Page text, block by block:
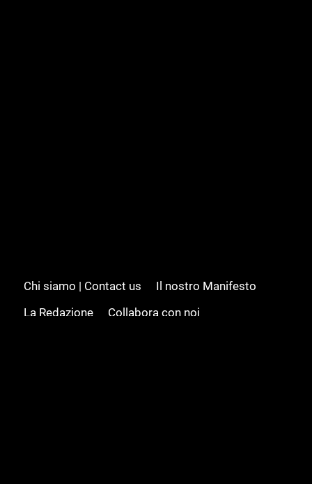
Chi siamo | Contact us
Il nostro Manifesto
La Redazione
Collabora con noi